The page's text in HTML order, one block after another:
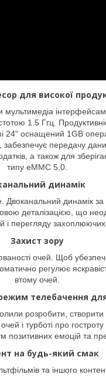
для високої
мультимедіа
1.5 Ггц.
оснащений 1GB
передачу
а також для
типу eMMC 5.0.
динамік
динамік
деталізацією, що
і перегляду захоплюючих
Захист зору
очей. Щоб
регулює
втому очей.
телебачення
розробити,
і турботі про
позитивних емоцій та
на будь-який смак
та іншого